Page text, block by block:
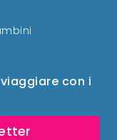
con i